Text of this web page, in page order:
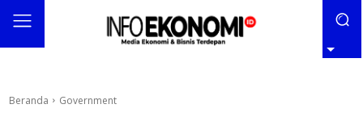
Beranda Government